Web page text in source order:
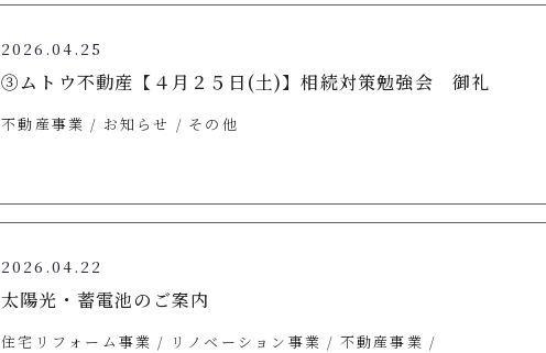
2026.04.25
③ムトウ不動産【４月２５日(土)】相続対策勉強会 御礼
不動産事業 お知らせ その他
2026.04.22
太陽光・蓄電池のご案内
住宅リフォーム事業 リノベーション事業
不動産事業